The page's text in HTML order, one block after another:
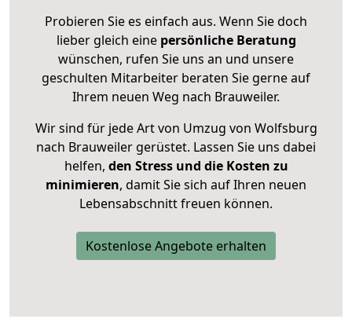
Probieren Sie es einfach aus. Wenn Sie doch
lieber gleich eine persönliche Beratung
wünschen, rufen Sie uns an und unsere
geschulten Mitarbeiter beraten Sie gerne auf
Ihrem neuen Weg nach Brauweiler.
Wir sind für jede Art von Umzug von Wolfsburg
nach Brauweiler gerüstet. Lassen Sie uns dabei
helfen, den Stress und die Kosten zu
minimieren, damit Sie sich auf Ihren neuen
Lebensabschnitt freuen können.
Kostenlose Angebote erhalten